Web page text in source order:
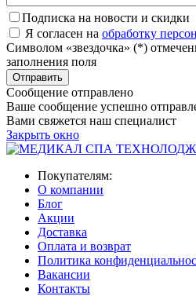
Подписка на новости и скидки
Я согласен на обработку
Символом «звездочка» (*)
заполнения поля
Сообщение отправлено
Ваше сообщение успешно
Вами свяжется наш специалист
Закрыть окно
Покупателям:
О компании
Блог
Акции
Доставка
Оплата и возврат
Политика
Вакансии
Контакты